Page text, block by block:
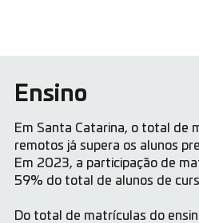
Ensino
Em Santa Catarina, o total de
remotos já supera os alunos
Em 2023, a participação de
59% do total de alunos de
Do total de matrículas do